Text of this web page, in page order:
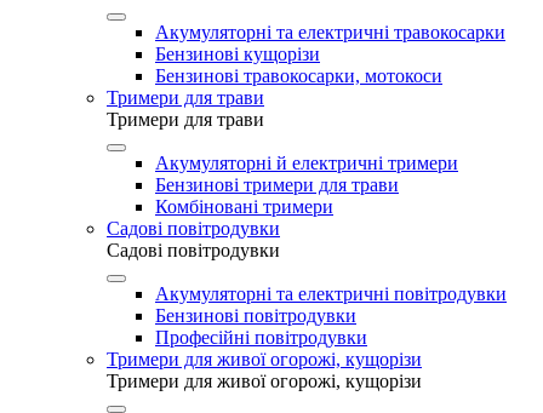
Акумуляторні та електричні травокосарки
Бензинові кущорізи
Бензинові травокосарки, мотокоси
Тримери для трави
Тримери для трави
Акумуляторні й електричні тримери
Бензинові тримери для трави
Комбіновані тримери
Садові повітродувки
Садові повітродувки
Акумуляторні та електричні повітродувки
Бензинові повітродувки
Професійні повітродувки
Тримери для живої огорожі, кущорізи
Тримери для живої огорожі, кущорізи